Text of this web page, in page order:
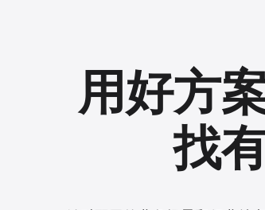
用好方
找